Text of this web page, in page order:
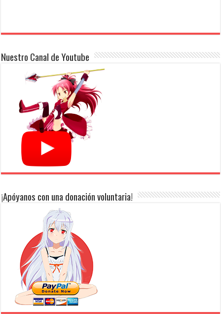
Nuestro Canal de Youtube
¡Apóyanos con una donación voluntaria!